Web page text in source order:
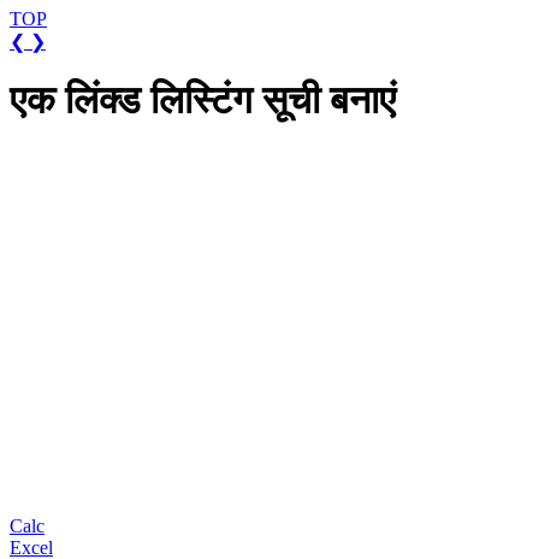
TOP
❮ ❯
एक लिंक्ड लिस्टिंग सूची बनाएं
Calc
Excel